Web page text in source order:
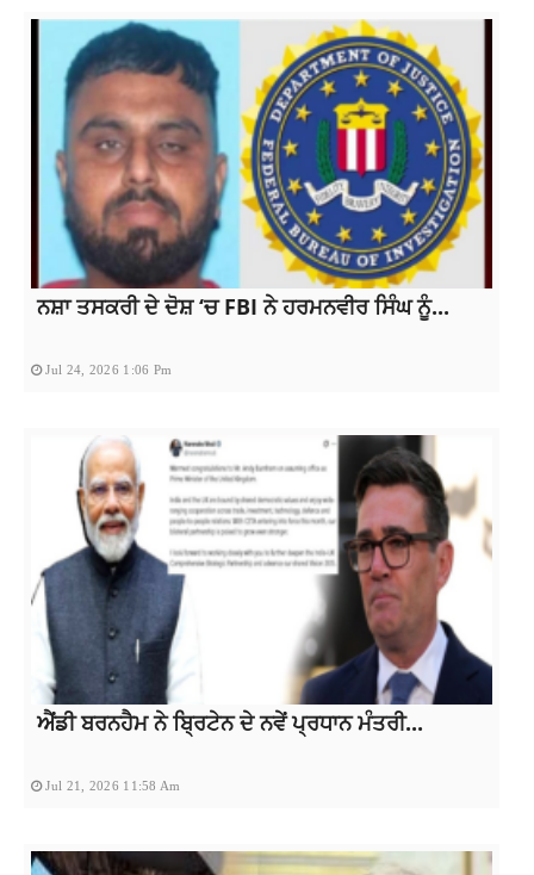
ਨਸ਼ਾ ਤਸਕਰੀ ਦੇ ਦੋਸ਼ ‘ਚ FBI ਨੇ ਹਰਮਨਵੀਰ ਸਿੰਘ ਨੂੰ...
Jul 24, 2026 1:06 Pm
ਐਂਡੀ ਬਰਨਹੈਮ ਨੇ ਬ੍ਰਿਟੇਨ ਦੇ ਨਵੇਂ ਪ੍ਰਧਾਨ ਮੰਤਰੀ...
Jul 21, 2026 11:58 Am